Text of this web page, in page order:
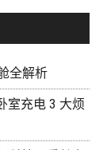
全解析
室充电 3 大烦